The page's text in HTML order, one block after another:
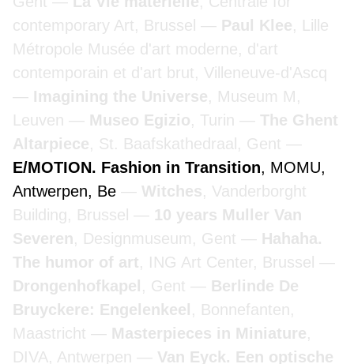
contemporary Art, Brussel
Paul Klee, Lille
Métropole Musée d'art moderne, d'art
contemporain et d'art brut, Villeneuve-d'Ascq
Imagining the Universe, Museum M,
Leuven
Museo Egizio, Turin
The Ghent
Altarpiece, St. Baafskathedraal, Gent
E/MOTION. Fashion in Transition, MOMU,
Antwerpen, Be
Witches, Vanderborght
Building, Brussel
10 years Muller Van
Severen, Designmuseum, Gent
Hahaha.
The humor of art, ING Art Center, Brussel
Drongenhofkapel , Gent
Berlinde De
Bruyckere: Engelenkeel , Bonnefanten,
Maastricht
Masterpieces in Miniature,
DIVA, Antwerpen
Van Eyck. Een optische